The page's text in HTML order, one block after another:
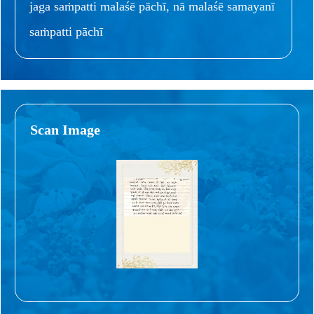
jaga saṁpatti malaśē pāchī, nā malaśē samayanī
saṁpatti pāchī
Scan Image